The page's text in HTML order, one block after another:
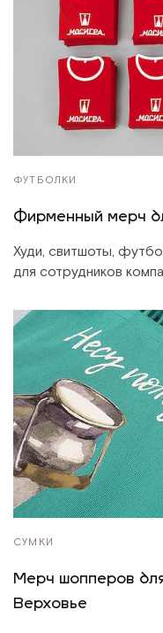
ФУТБОЛКИ
Фирменный мерч
Худи, свитшоты,
для сотрудников
СУМКИ
Мерч шопперов
Верховье